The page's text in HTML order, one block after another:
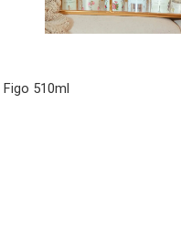
510ml